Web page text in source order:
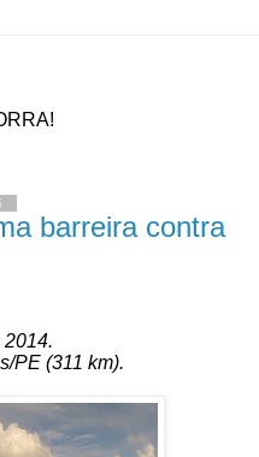
barreira contra
PE (311 km).